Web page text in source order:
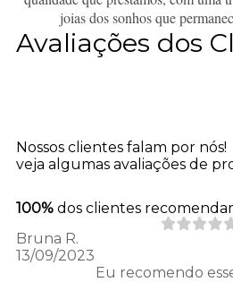
joias dos sonhos que
Avaliações dos
Nossos clientes falam por nós!
veja algumas avaliações de
100% dos clientes
Bruna R.
13/09/2023
Eu recomendo